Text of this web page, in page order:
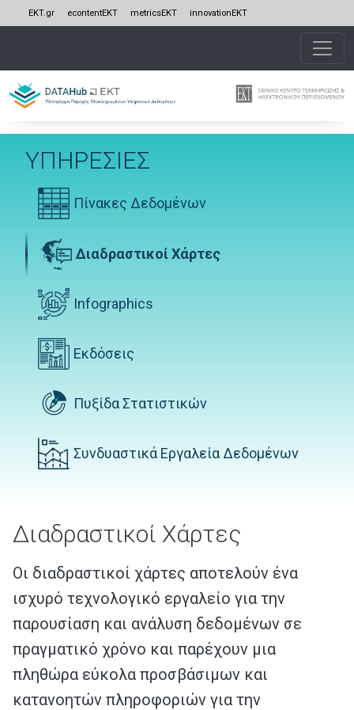
Παράκαμψη προς το κυρίως περιεχόμενο
Ekt Links
EKT.gr econtentEKT metricsEKT innovationEKT
ΥΠΗΡΕΣΙΕΣ
Πίνακες Δεδομένων
Διαδραστικοί Χάρτες
Infographics
Εκδόσεις
Πυξίδα Στατιστικών
Συνδυαστικά Εργαλεία Δεδομένων
Διαδραστικοί Χάρτες
Οι διαδραστικοί χάρτες αποτελούν ένα
ισχυρό τεχνολογικό εργαλείο για την
παρουσίαση και ανάλυση δεδομένων σε
πραγματικό χρόνο και παρέχουν μια
πληθώρα εύκολα προσβάσιμων και
κατανοητών πληροφοριών για την